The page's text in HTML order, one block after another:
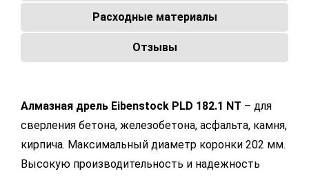
Расходные материалы
Отзывы
Алмазная дрель Eibenstock PLD 182.1 NT – для
сверления бетона, железобетона, асфальта, камня,
кирпича. Максимальный диаметр коронки 202 мм.
Высокую производительность и надежность